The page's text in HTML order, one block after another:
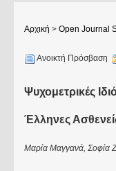
Αρχική > Open Journal
Ανοικτή Πρόσβαση
Ψυχομετρικές
Έλληνες
Μαρία Μαγγανά, Σοφία